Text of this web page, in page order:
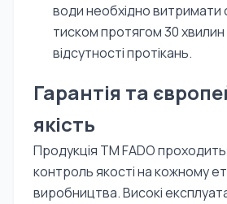
води необхідно витримати
тиском протягом 30
відсутності протікань.
Гарантія та
якість
Продукція TM FADO
контроль якості на кожному
виробництва. Високі